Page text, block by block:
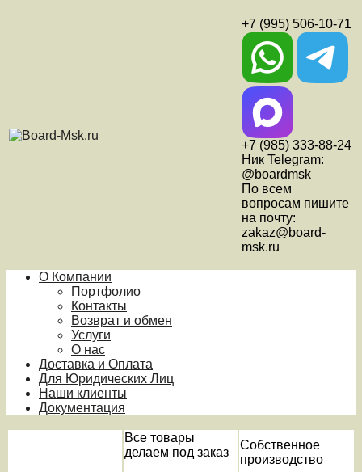
+7 (995) 506-10-71
+7 (985) 333-88-24
Ник Telegram:
@boardmsk
По всем
вопросам пишите
на почту:
zakaz@board-
msk.ru
О Компании
Портфолио
Контакты
Возврат и обмен
Услуги
О нас
Доставка и Оплата
Для Юридических Лиц
Наши клиенты
Документация
Все товары
делаем под заказ
Собственное
производство